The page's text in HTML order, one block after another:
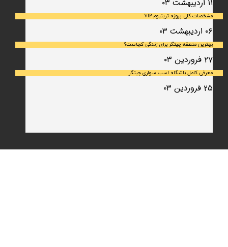
۱۱ اردیبهشت ۰۳
مشخصات کلی پروژه تریتیوم VIP
۰۶ اردیبهشت ۰۳
بهترین منطقه چیتگر برای زندگی کجاست؟
۲۷ فروردین ۰۳
معرفی کامل باشگاه اسب سواری چیتگر
۲۵ فروردین ۰۳